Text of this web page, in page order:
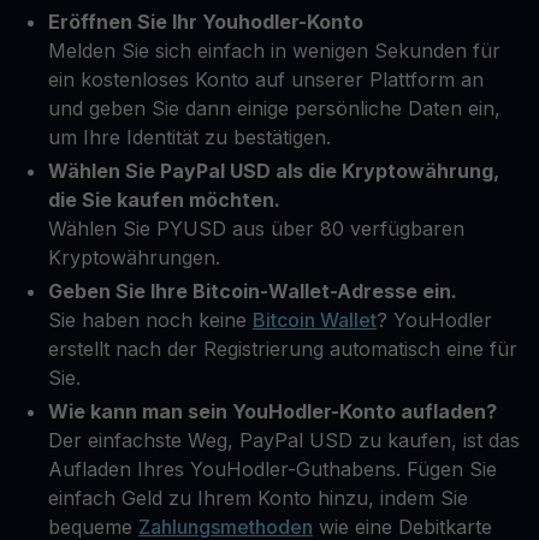
Eröffnen Sie Ihr Youhodler-Konto
Melden Sie sich einfach in wenigen Sekunden für
ein kostenloses Konto auf unserer Plattform an
und geben Sie dann einige persönliche Daten ein,
um Ihre Identität zu bestätigen.
Wählen Sie PayPal USD als die Kryptowährung,
die Sie kaufen möchten.
Wählen Sie PYUSD aus über 80 verfügbaren
Kryptowährungen.
Geben Sie Ihre Bitcoin-Wallet-Adresse ein.
Sie haben noch keine Bitcoin Wallet? YouHodler
erstellt nach der Registrierung automatisch eine für
Sie.
Wie kann man sein YouHodler-Konto aufladen?
Der einfachste Weg, PayPal USD zu kaufen, ist das
Aufladen Ihres YouHodler-Guthabens. Fügen Sie
einfach Geld zu Ihrem Konto hinzu, indem Sie
bequeme Zahlungsmethoden wie eine Debitkarte